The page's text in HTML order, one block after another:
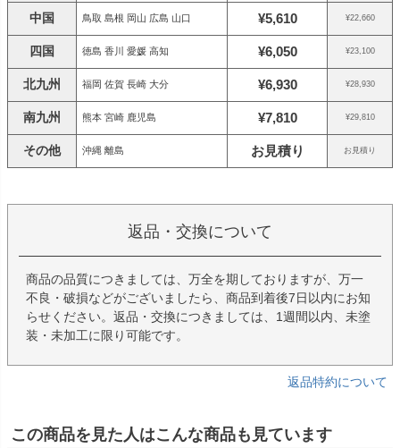
中国 鳥取 島根 岡山 広島 山口 ¥5,610 ¥22,660
四国 徳島 香川 愛媛 高知 ¥6,050 ¥23,100
北九州 福岡 佐賀 長崎 大分 ¥6,930 ¥28,930
南九州 熊本 宮崎 鹿児島 ¥7,810 ¥29,810
その他 沖縄 離島 お見積り お見積り
返品・交換について
商品の品質につきましては、万全を期しておりますが、万一
不良・破損などがございましたら、商品到着後7日以内にお知
らせください。返品・交換につきましては、1週間以内、未塗
装・未加工に限り可能です。
返品特約について
この商品を見た人はこんな商品も見ています